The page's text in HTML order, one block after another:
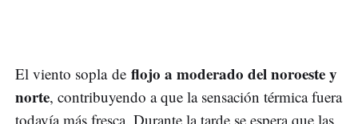
El viento sopla de flojo a moderado del noroeste y
norte, contribuyendo a que la sensación térmica fuera
todavía más fresca. Durante la tarde se espera que las